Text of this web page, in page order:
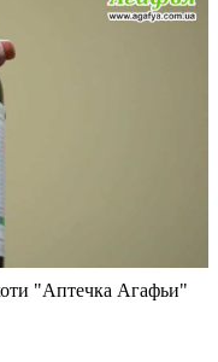
"Аптечка Агафьи"